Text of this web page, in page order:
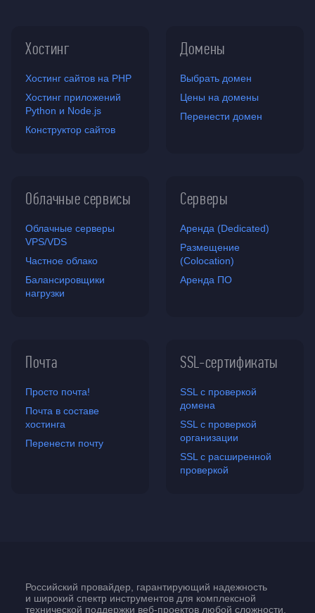
Хостинг
Хостинг сайтов на PHP
Хостинг приложений
Python и Node.js
Конструктор сайтов
Домены
Выбрать домен
Цены на домены
Перенести домен
Облачные сервисы
Облачные серверы
VPS/VDS
Частное облако
Балансировщики
нагрузки
Серверы
Аренда (Dedicated)
Размещение
(Colocation)
Аренда ПО
Почта
Просто почта!
Почта в составе
хостинга
Перенести почту
SSL-сертификаты
SSL с проверкой
домена
SSL с проверкой
организации
SSL с расширенной
проверкой
Российский провайдер, гарантирующий надежность
и широкий спектр инструментов для комплексной
технической поддержки веб-проектов любой сложности.